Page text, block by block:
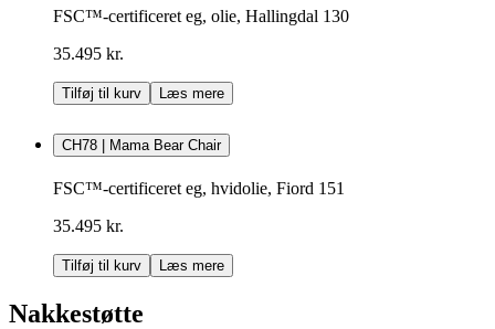
FSC™-certificeret eg, olie, Hallingdal 130
35.495 kr.
Tilføj til kurv Læs mere
CH78 | Mama Bear Chair
FSC™-certificeret eg, hvidolie, Fiord 151
35.495 kr.
Tilføj til kurv Læs mere
Nakkestøtte